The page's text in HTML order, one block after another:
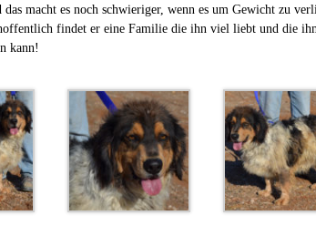
das macht es noch schwieriger, wenn es um Gewicht zu
findet er eine Familie die ihn viel liebt und die
kann!